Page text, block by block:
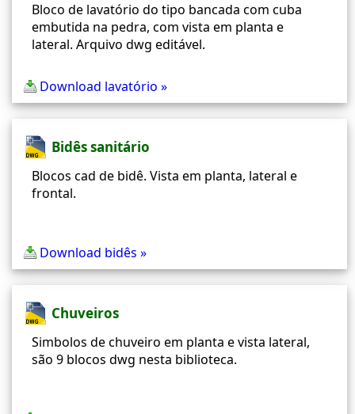
Bloco de lavatório do tipo bancada com cuba
embutida na pedra, com vista em planta e
lateral. Arquivo dwg editável.
Download lavatório »
Bidês sanitário
Blocos cad de bidê. Vista em planta, lateral e
frontal.
Download bidês »
Chuveiros
Simbolos de chuveiro em planta e vista lateral,
são 9 blocos dwg nesta biblioteca.